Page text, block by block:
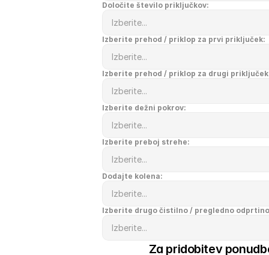
Določite število priključkov:
Izberite prehod / priklop za prvi priključek:
Izberite prehod / priklop za drugi
Izberite dežni pokrov:
Izberite preboj strehe:
Dodajte kolena:
Izberite drugo čistilno / pregledno
Za pridobitev